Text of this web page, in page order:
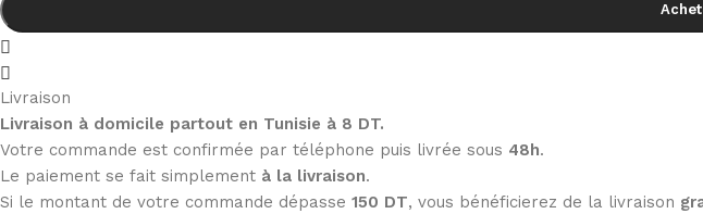
Livraison
Livraison à domicile partout en Tunisie à 8 DT.
Votre commande est confirmée par téléphone puis livrée sous 48h.
Le paiement se fait simplement à la livraison.
Si le montant de votre commande dépasse 150 DT, vous bénéficierez de la livraison